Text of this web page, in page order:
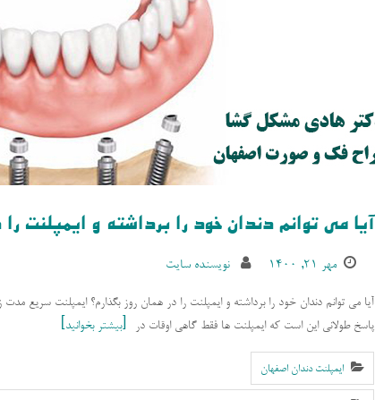
آیا می توانم دندان خود را برداشته و ایمپلنت
مهر ۲۱, ۱۴۰۰ نویسنده سایت
پاسخ طولانی این است که ایمپلنت ها فقط گاهی اوقات در
بیشتر بخوانید
ایمپلنت دندان اصفهان